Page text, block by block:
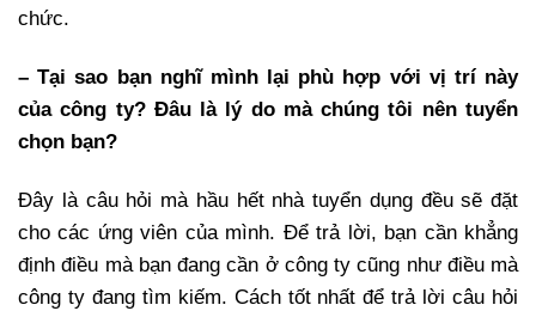
chức.
– Tại sao bạn nghĩ mình lại phù hợp với vị trí này
của công ty? Đâu là lý do mà chúng tôi nên tuyển
chọn bạn?
Đây là câu hỏi mà hầu hết nhà tuyển dụng đều sẽ đặt
cho các ứng viên của mình. Để trả lời, bạn cần khẳng
định điều mà bạn đang cần ở công ty cũng như điều mà
công ty đang tìm kiếm. Cách tốt nhất để trả lời câu hỏi